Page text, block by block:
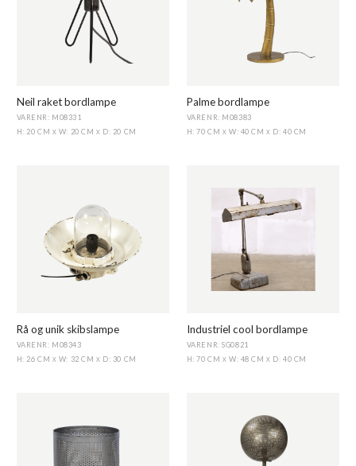
Neil raket bordlampe
VARENR: M08331
H: 20 CM X W: 20 CM X D: 20 CM
Palme bordlampe
VARENR: M08383
H: 70 CM X W: 40 CMX D: 40 CM
Rå og unik skibslampe
VARENR: M08343
H: 26 CM X W: 32 CM X D: 30 CM
Industriel cool bordlampe
VARENR: SG0821
H: 70 CM X W: 48 CMX D: 40 CM